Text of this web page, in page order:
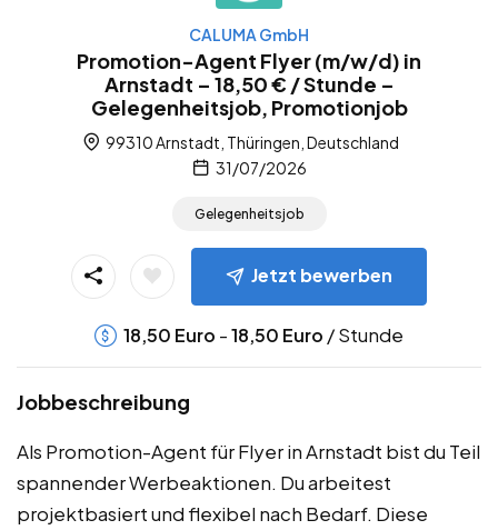
CALUMA GmbH
Promotion-Agent Flyer (m/w/d) in
Arnstadt – 18,50 € / Stunde –
Gelegenheitsjob, Promotionjob
99310 Arnstadt, Thüringen, Deutschland
31/07/2026
Gelegenheitsjob
Jetzt bewerben
18,50 Euro -18,50 Euro / Stunde
Jobbeschreibung
Als Promotion-Agent für Flyer in Arnstadt bist du Teil
spannender Werbeaktionen. Du arbeitest
projektbasiert und flexibel nach Bedarf. Diese